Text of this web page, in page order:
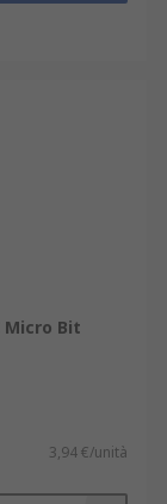
Micro Bit
3,94 €/unità